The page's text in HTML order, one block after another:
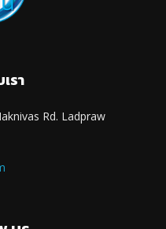
รา
Rd. Ladpraw